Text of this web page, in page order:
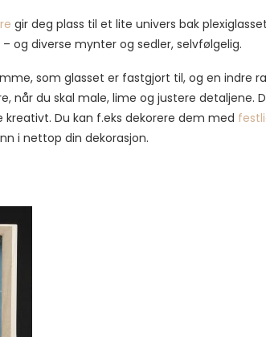
gir deg plass til et lite univers bak
og diverse mynter og sedler, selvfølgelig.
som glasset er fastgjort til, og en indre
når du skal male, lime og justere detaljene.
Du kan f.eks dekorere dem med
i nettop din dekorasjon.